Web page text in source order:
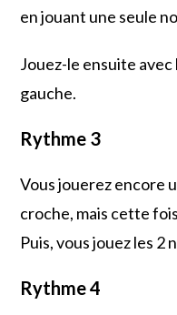
en jouant une seule
Jouez-le ensuite avec
gauche.
Rythme 3
Vous jouerez encore
croche, mais cette
Puis, vous jouez les 2
Rythme 4